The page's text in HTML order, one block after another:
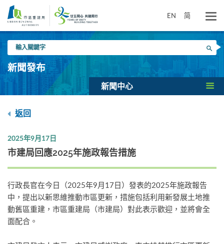
要
EN 简
入
關
鍵
搜尋
新聞發布
新聞中心
返回
2025年9月17日
市建局回應2025年施政報告措施
行政長官在今日（2025年9月17日）發表的2025年施政報告
中，提出以新思維推動市區更新，措施包括利用新發展土地推
動舊區重建，市區重建局（市建局）對此表示歡迎，並將會全
面配合。